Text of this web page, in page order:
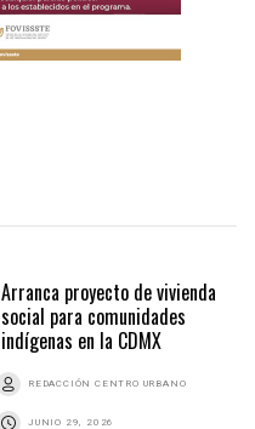
Arranca proyecto de vivienda
social para comunidades
indígenas en la CDMX
REDACCIÓN CENTRO URBANO
JUNIO 29, 2026